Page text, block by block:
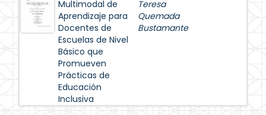
Multimodal de
Aprendizaje para
Docentes de
Escuelas de Nivel
Básico que
Promueven
Prácticas de
Educación
Inclusiva
Teresa
Quemada
Bustamante